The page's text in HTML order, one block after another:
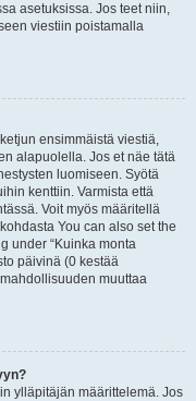
asetuksissa. Jos teet niin,
viestiin poistamalla
ensimmäistä viestiä,
alapuolella. Jos et näe tätä
luomiseen. Syötä
kenttiin. Varmista että
Voit myös määritellä
You can also set the
under “Kuinka monta
päivinä (0 kestää
muuttaa
ylläpitäjän määrittelemä. Jos